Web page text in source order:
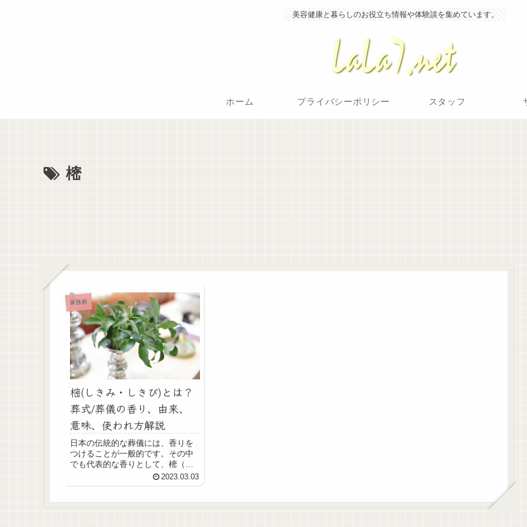
美容健康と暮らしのお役立ち情報や体験談を集めています。
ホーム プライバシーポリシー スタッフ
樒
家族葬
樒(しきみ・しきび)とは？
葬式/葬儀の香り、由来、
意味、使われ方解説
日本の伝統的な葬儀には、香りを
つけることが一般的です。その中
でも代表的な香りとして、樒（し
きみ・しきび）が挙げられます。
しかし、樒という言葉やその由
ない人も多いかもしれません。そ
2023.03.03